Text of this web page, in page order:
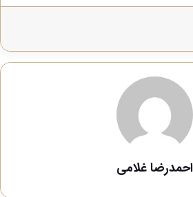
احمدرضا غلامی